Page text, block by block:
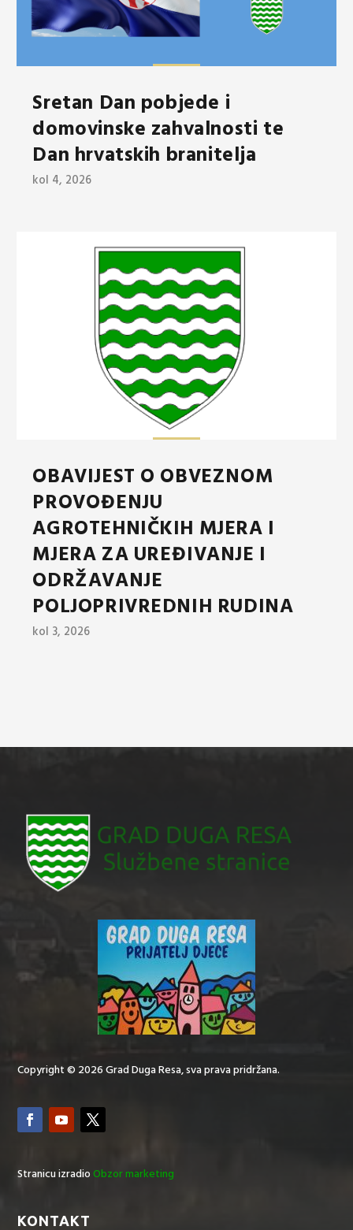
Sretan Dan pobjede i
domovinske zahvalnosti te
Dan hrvatskih branitelja
kol 4, 2026
OBAVIJEST O OBVEZNOM
PROVOĐENJU
AGROTEHNIČKIH MJERA I
MJERA ZA UREĐIVANJE I
ODRŽAVANJE
POLJOPRIVREDNIH RUDINA
kol 3, 2026
Copyright © 2026 Grad Duga Resa, sva prava pridržana.
Stranicu izradioObzor marketing
KONTAKT